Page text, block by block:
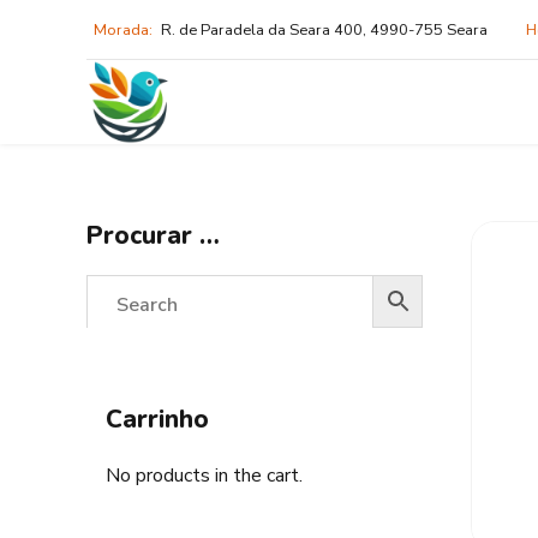
Morada: R. de Paradela da Seara 400, 4990-755 Seara
Procurar …
Carrinho
No products in the cart.